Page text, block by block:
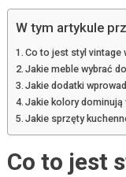
W tym artykule
Co to jest styl vintage
Jakie meble wybrać
Jakie dodatki
Jakie kolory dominują
Jakie sprzęty
Co to jest